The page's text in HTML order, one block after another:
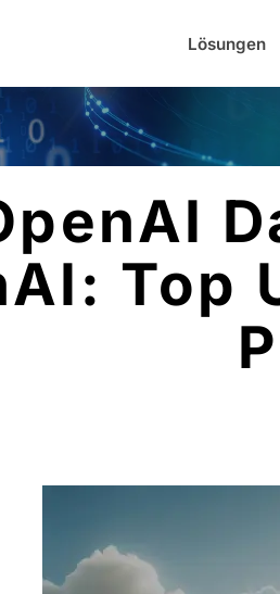
Lösungen
Top